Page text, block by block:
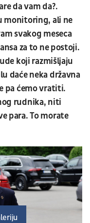
da vam da?.
monitoring, ali ne
svakog meseca
za to ne postoji.
koji razmišljaju
daće neka državna
pa ćemo vratiti.
rudnika, niti
para. To morate